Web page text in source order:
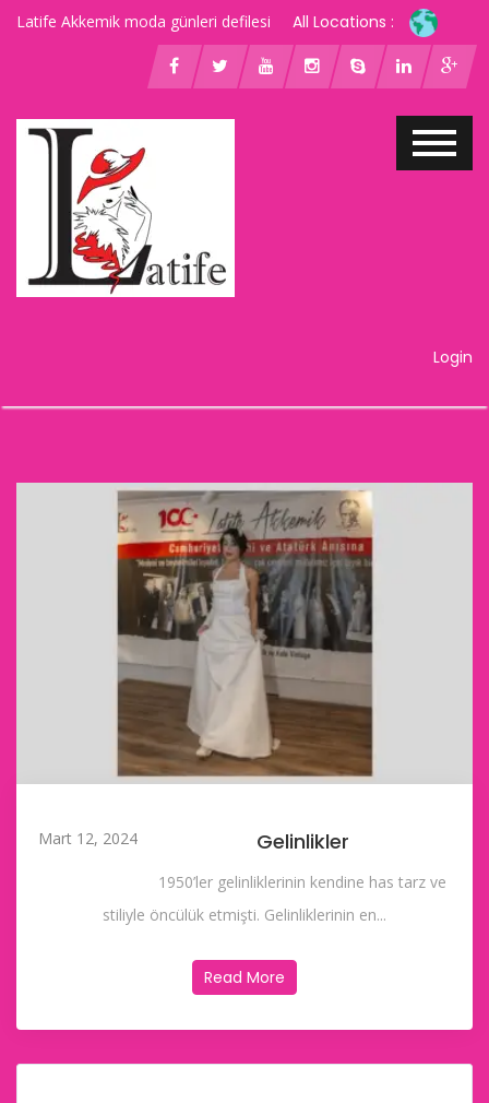
Latife Akkemik moda günleri defilesi All Locations :
Login
Mart 12, 2024 Gelinlikler
1950’ler gelinliklerinin kendine has tarz ve
stiliyle öncülük etmişti. Gelinliklerinin en...
Read More